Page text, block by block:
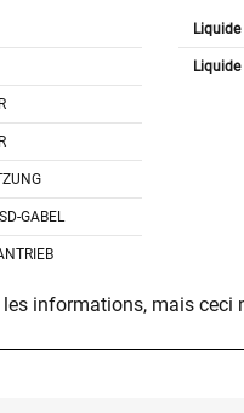
GABEL
informations, mais ceci